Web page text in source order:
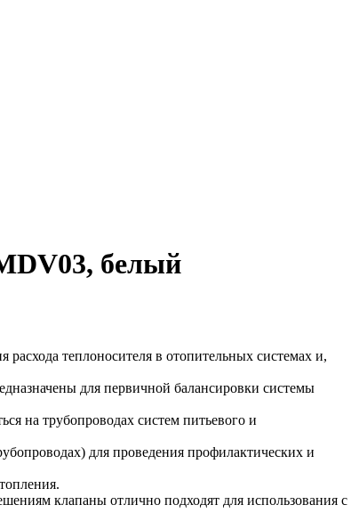
белый
теплоносителя в отопительных системах и,
для первичной балансировки системы
на трубопроводах систем питьевого и
для проведения профилактических и
клапаны отлично подходят для использования с